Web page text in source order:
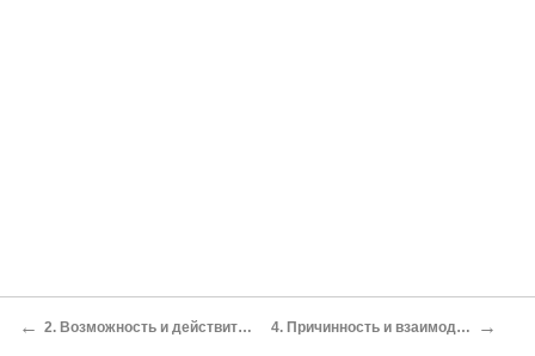
← 2. Возможность и действительность 4. Причинность и взаимодействие →